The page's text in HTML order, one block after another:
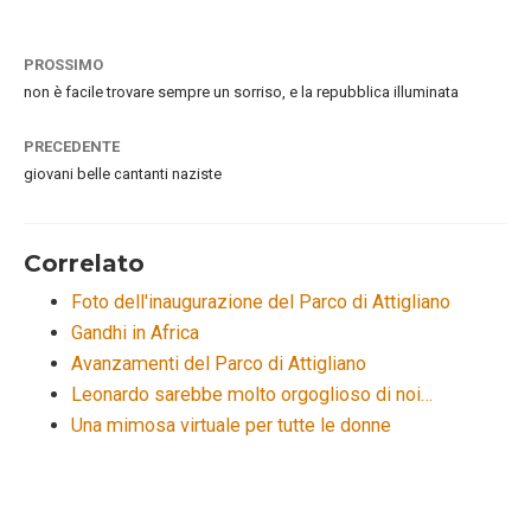
PROSSIMO
non è facile trovare sempre un sorriso, e la repubblica illuminata
PRECEDENTE
giovani belle cantanti naziste
Correlato
Foto dell'inaugurazione del Parco di Attigliano
Gandhi in Africa
Avanzamenti del Parco di Attigliano
Leonardo sarebbe molto orgoglioso di noi…
Una mimosa virtuale per tutte le donne